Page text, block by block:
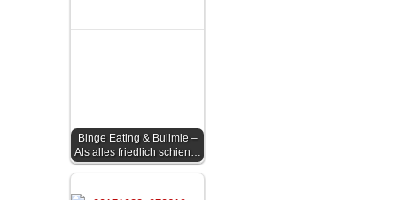
Binge Eating & Bulimie –
Als alles friedlich schien…